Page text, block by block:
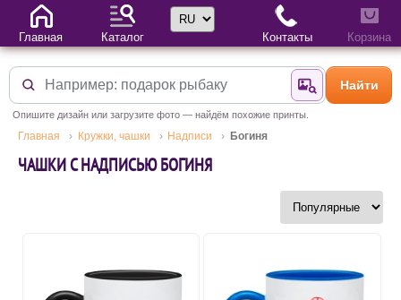
Найти поНайти
Опишите дизайн или загрузите фото — найдём похожие принты.
Главная Кружки, чашки Надписи Богиня
ЧАШКИ С НАДПИСЬЮ БОГИНЯ
Главная Каталог
Выбор языка
Контакты Корзина